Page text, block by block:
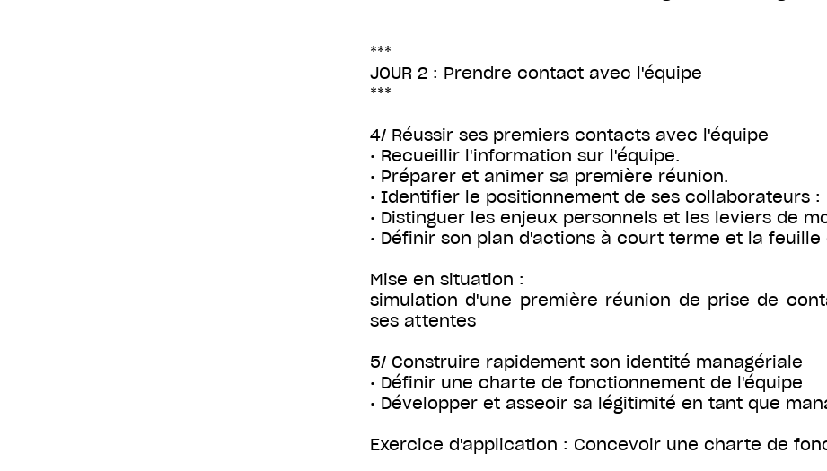
***
JOUR 2 : Prendre contact avec l'équipe
***
4/ Réussir ses premiers contacts avec l'équipe
• Recueillir l'information sur l'équipe.
• Préparer et animer sa première réunion.
• Identifier le positionnement de ses collaborateurs
• Distinguer les enjeux personnels et les leviers de
• Définir son plan d'actions à court terme et la
Mise en situation :
simulation d'une première réunion de prise de
ses attentes
5/ Construire rapidement son identité managériale
• Définir une charte de fonctionnement de l'équipe
• Développer et asseoir sa légitimité en tant que
Exercice d'application : Concevoir une charte de